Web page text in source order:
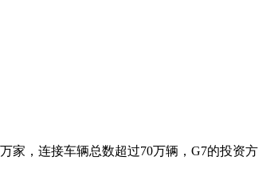
家，连接车辆总数超过70万辆，G7的投资方